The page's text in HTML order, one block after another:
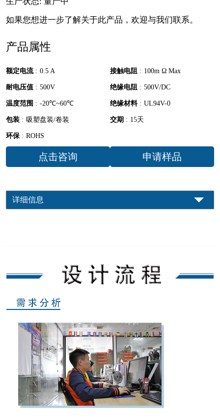
如果您想进一步了解关于此产品，欢迎与我们联系。
产品属性
额定电流 : 0.5 A 接触电阻 : 100m Ω Max
耐电压值 : 500V 绝缘电阻 : 500V/DC
温度范围 : -20℃~60℃ 绝缘材料 : UL94V-0
包装 : 吸塑盘装/卷装 交期 : 15天
环保 : ROHS
点击咨询 申请样品
详细信息